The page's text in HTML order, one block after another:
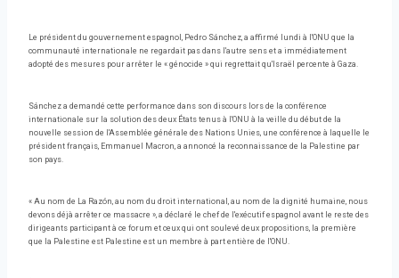
Le président du gouvernement espagnol, Pedro Sánchez, a affirmé lundi à l'ONU que la
communauté internationale ne regardait pas dans l'autre sens et a immédiatement
adopté des mesures pour arrêter le « génocide » qui regrettait qu'Israël percente à Gaza.
Sánchez a demandé cette performance dans son discours lors de la conférence
internationale sur la solution des deux États tenus à l'ONU à la veille du début de la
nouvelle session de l'Assemblée générale des Nations Unies, une conférence à laquelle le
président français, Emmanuel Macron, a annoncé la reconnaissance de la Palestine par
son pays.
« Au nom de La Razón, au nom du droit international, au nom de la dignité humaine, nous
devons déjà arrêter ce massacre », a déclaré le chef de l'exécutif espagnol avant le reste des
dirigeants participant à ce forum et ceux qui ont soulevé deux propositions, la première
que la Palestine est Palestine est un membre à part entière de l'ONU.